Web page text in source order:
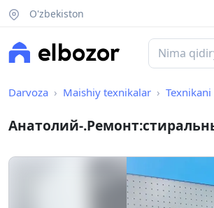
O'zbekiston
Darvoza Maishiy texnikalar
Анатолий-